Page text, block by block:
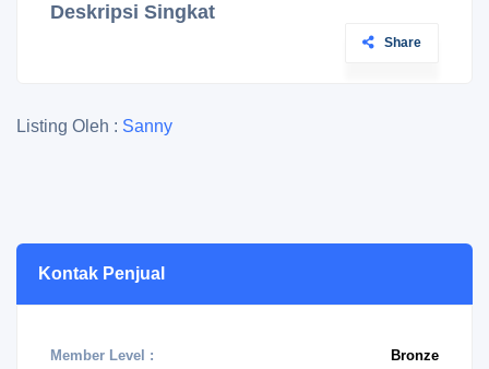
Deskripsi Singkat
Share
Listing Oleh : Sanny
Kontak Penjual
Member Level : Bronze